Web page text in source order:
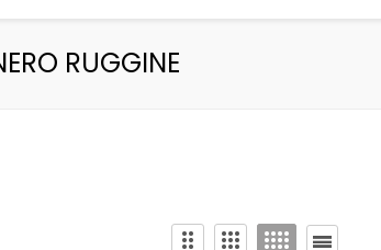
RUGGINE